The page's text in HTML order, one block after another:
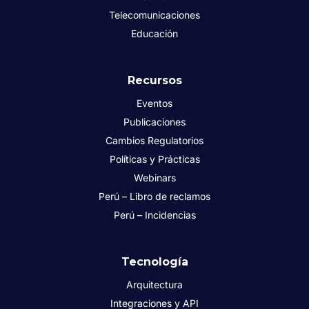
Telecomunicaciones
Educación
Recursos
Eventos
Publicaciones
Cambios Regulatorios
Políticas y Prácticas
Webinars
Perú – Libro de reclamos
Perú – Incidencias
Tecnología
Arquitectura
Integraciones y API